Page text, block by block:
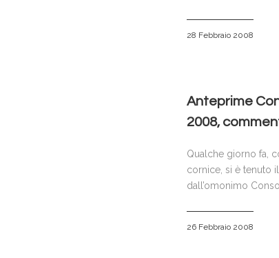
28 Febbraio 2008
Anteprime
2008,
Qualche giorno fa,
cornice, si è tenuto
dall’omonimo
26 Febbraio 2008